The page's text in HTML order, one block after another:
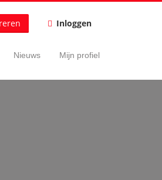
Nieuws Mijn profiel
Inloggen